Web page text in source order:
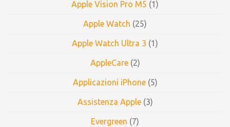
Apple Vision Pro M5 (1)
Apple Watch (25)
Apple Watch Ultra 3 (1)
AppleCare(2)
Applicazioni iPhone(5)
Assistenza Apple(3)
Evergreen (7)